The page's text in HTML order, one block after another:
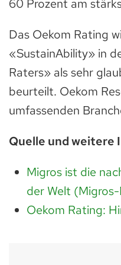
60 Prozent am
Das Oekom Rating
«SustainAbility» in
Raters» als sehr
beurteilt. Oekom
umfassenden
Quelle und weitere
Migros ist die
der Welt
Oekom Rating: